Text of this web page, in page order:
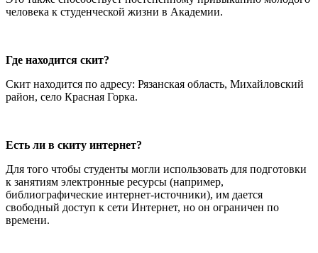
человека к студенческой жизни в Академии.
Где находится скит?
Скит находится по адресу: Рязанская область, Михайловский
район, село Красная Горка.
Есть ли в скиту интернет?
Для того чтобы студенты могли использовать для подготовки
к занятиям электронные ресурсы (например,
библиографические интернет-источники), им дается
свободный доступ к сети Интернет, но он ограничен по
времени.